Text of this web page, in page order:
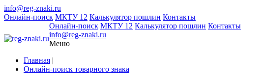
info@reg-znaki.ru
Онлайн-поиск МКТУ 12 Калькулятор пошлин Контакты
Онлайн-поиск МКТУ 12 Калькулятор пошлин Контакты
info@reg-znaki.ru
Меню
Главная |
Онлайн-поиск товарного знака